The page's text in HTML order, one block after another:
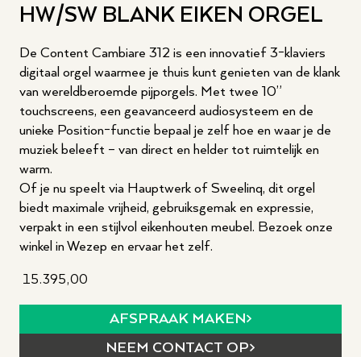
HW/SW BLANK EIKEN ORGEL
De Content Cambiare 312 is een innovatief 3-klaviers
digitaal orgel waarmee je thuis kunt genieten van de klank
van wereldberoemde pijporgels. Met twee 10”
touchscreens, een geavanceerd audiosysteem en de
unieke Position-functie bepaal je zelf hoe en waar je de
muziek beleeft – van direct en helder tot ruimtelijk en
warm.
Of je nu speelt via Hauptwerk of Sweelinq, dit orgel
biedt maximale vrijheid, gebruiksgemak en expressie,
verpakt in een stijlvol eikenhouten meubel. Bezoek onze
winkel in Wezep en ervaar het zelf.
15.395,00
AFSPRAAK MAKEN
NEEM CONTACT OP